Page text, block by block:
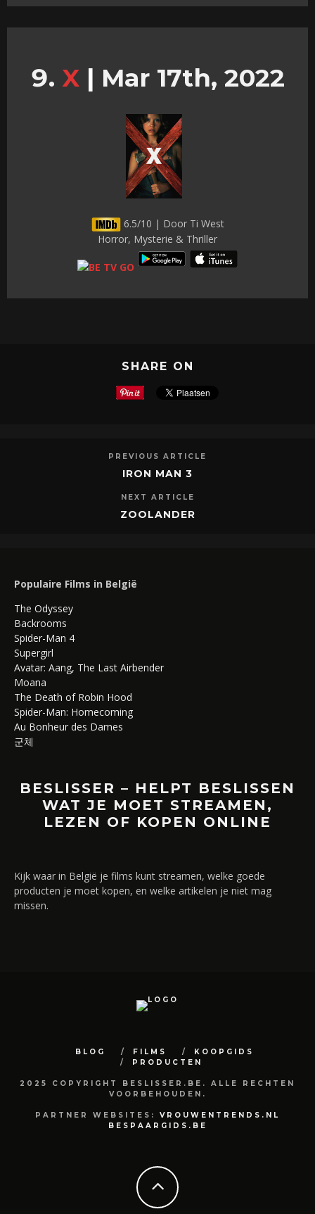
X | Mar 17th, 2022
6.5/10 | Door Ti West
Horror, Mysterie & Thriller
SHARE ON
PREVIOUS ARTICLE
IRON MAN 3
NEXT ARTICLE
ZOOLANDER
Populaire Films in België
The Odyssey
Backrooms
Spider-Man 4
Supergirl
Avatar: Aang, The Last Airbender
Moana
The Death of Robin Hood
Spider-Man: Homecoming
Au Bonheur des Dames
군체
BESLISSER – HELPT BESLISSEN
WAT JE MOET STREAMEN,
LEZEN OF KOPEN ONLINE
Kijk waar in België je films kunt streamen, welke goede
producten je moet kopen, en welke artikelen je niet mag
missen.
BLOG FILMS
KOOPGIDS
PRODUCTEN
2025 COPYRIGHT BESLISSER.BE. ALLE RECHTEN
VOORBEHOUDEN.
PARTNER WEBSITES: VROUWENTRENDS.NL
BESPAARGIDS.BE